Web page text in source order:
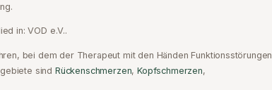
in:VOD e.V..
bei dem der Therapeut mit den Händen Funktionsstörungen
sind Rückenschmerzen, Kopfschmerzen,